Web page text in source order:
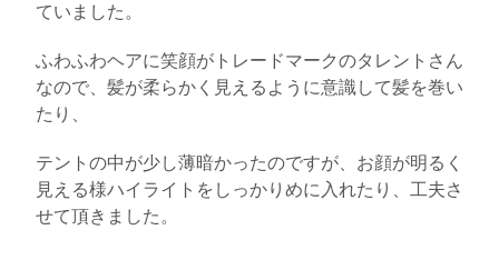
ていました。
ふわふわヘアに笑顔がトレードマークのタレントさん
なので、 髪が柔らかく見えるように意識して髪を巻い
たり、
テントの中が少し薄暗かったのですが、お顔が明るく
見える様ハイライトをしっかりめに入れたり、工夫さ
せて頂きました。